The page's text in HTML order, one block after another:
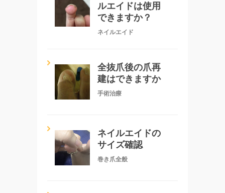
ルエイドは使用
できますか？
ネイルエイド
全抜爪後の爪再
建はできますか
手術治療
ネイルエイドの
サイズ確認
巻き爪全般